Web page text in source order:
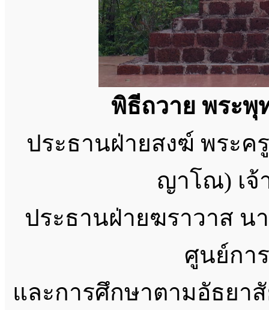
พิธีถวาย พระพุ
ประธานฝ่ายสงฆ์ พระค
ญาโณ) เ
ประธานฝ่ายฆราวาส
ศูนย์กา
และการศึกษาตามอัธยา